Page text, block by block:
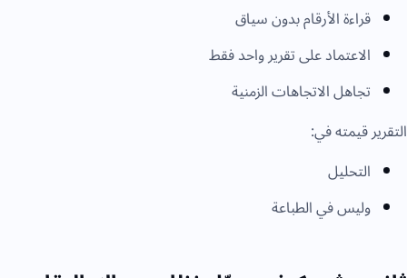
قراءة الأرقام بدون سياق
الاعتماد على تقرير واحد فقط
تجاهل الاتجاهات الزمنية
التقرير قيمته في:
التحليل
وليس في الطباعة